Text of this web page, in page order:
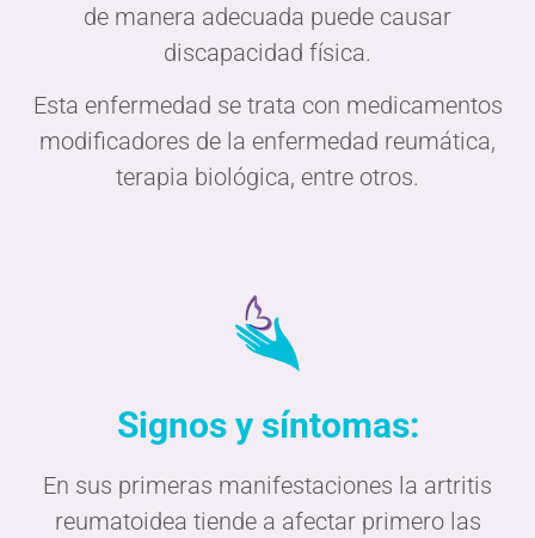
de manera adecuada puede causar
discapacidad física.
Esta enfermedad se trata con medicamentos
modificadores de la enfermedad reumática,
terapia biológica, entre otros.
Signos y síntomas:
En sus primeras manifestaciones la artritis
reumatoidea tiende a afectar primero las